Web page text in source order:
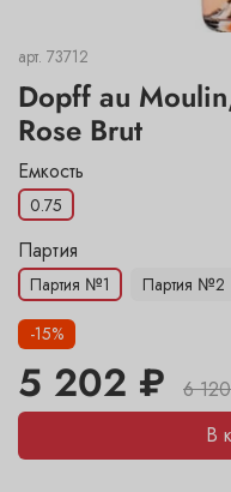
арт. 73712
Dopff au
Rose Brut
Емкость
0.75
-15%
5 202 ₽
6
В